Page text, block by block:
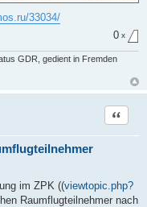
33034/
0 x
GDR, gedient in Fremden
Zitat
im ZPK ((viewtopic.php?
Raumflugteilnehmer nach